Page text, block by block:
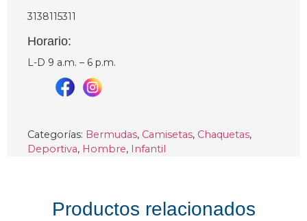
3138115311
Horario:
L-D 9 a.m. – 6 p.m.
Categorías: Bermudas, Camisetas, Chaquetas,
Deportiva, Hombre, Infantil
Productos relacionados